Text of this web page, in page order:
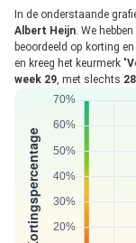
In de onderstaande
Albert Heijn. We
beoordeeld op korting
en kreeg het keurmerk "
week 29, met slechts